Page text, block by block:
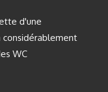
d'une
considérablement
WC